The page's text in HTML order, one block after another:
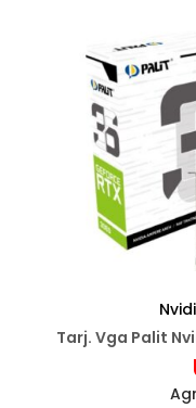
Tarj. Vga Palit